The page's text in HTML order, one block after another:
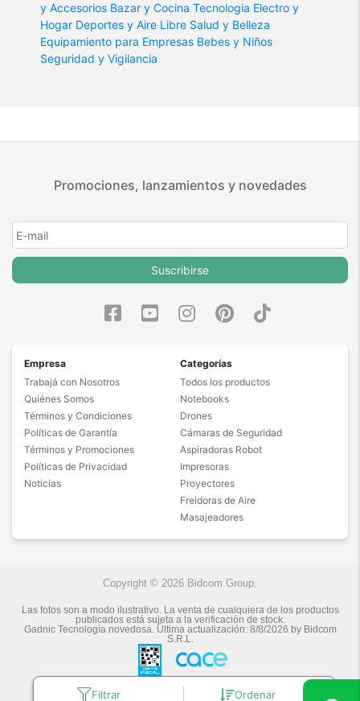
Filtrar Ordenar
y Accesorios Bazar y Cocina Tecnologia Electro y
Hogar Deportes y Aire Libre Salud y Belleza
Equipamiento para Empresas Bebes y Niños
Seguridad y Vigilancia
Promociones, lanzamientos y novedades
Suscribirse
Empresa
Trabajá con Nosotros
Quiénes Somos
Términos y Condiciones
Políticas de Garantía
Términos y Promociones
Políticas de Privacidad
Noticias
Categorías
Todos los productos
Notebooks
Drones
Cámaras de Seguridad
Aspiradoras Robot
Impresoras
Proyectores
Freidoras de Aire
Masajeadores
Copyright © 2026 Bidcom Group.
Las fotos son a modo ilustrativo. La venta de cualquiera de los productos
publicados está sujeta a la verificación de stock.
Gadnic Tecnología novedosa.Última actualización: 8/8/2026 by Bidcom
S.R.L.
Botón de arrepentimiento